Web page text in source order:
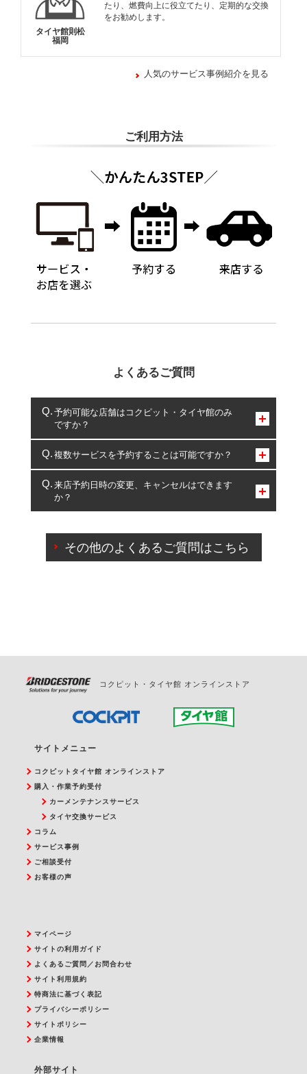
タイヤ館則松
福岡
たり、燃費向上に役立てたり、定期的な交換
をお勧めします。
人気のサービス事例紹介を見る
ご利用方法
よくあるご質問
予約可能な店舗はコクピット・タイヤ館のみ
ですか？
コクピット・タイヤ館のみとなります。
複数サービスを予約することは可能ですか？
複数サービスのご予約は可能です。
一部の商品・サービスの組み合わせに限り、同時にご予約が
出来ないものもございます。
来店予約日時の変更、キャンセルはできます
か？
ご来店予約日の3営業日前を過ぎている場合のご予約
の日時変更につきましては、直接ご予約の店舗まで
その他のよくあるご質問はこちら
コクピット・タイヤ館 オンラインストア
サイトメニュー
コクピットタイヤ館 オンラインストア
購入・作業予約受付
カーメンテナンスサービス
タイヤ交換サービス
コラム
サービス事例
ご相談受付
お客様の声
マイページ
サイトの利用ガイド
よくあるご質問／お問合わせ
サイト利用規約
特商法に基づく表記
プライバシーポリシー
サイトポリシー
企業情報
外部サイト